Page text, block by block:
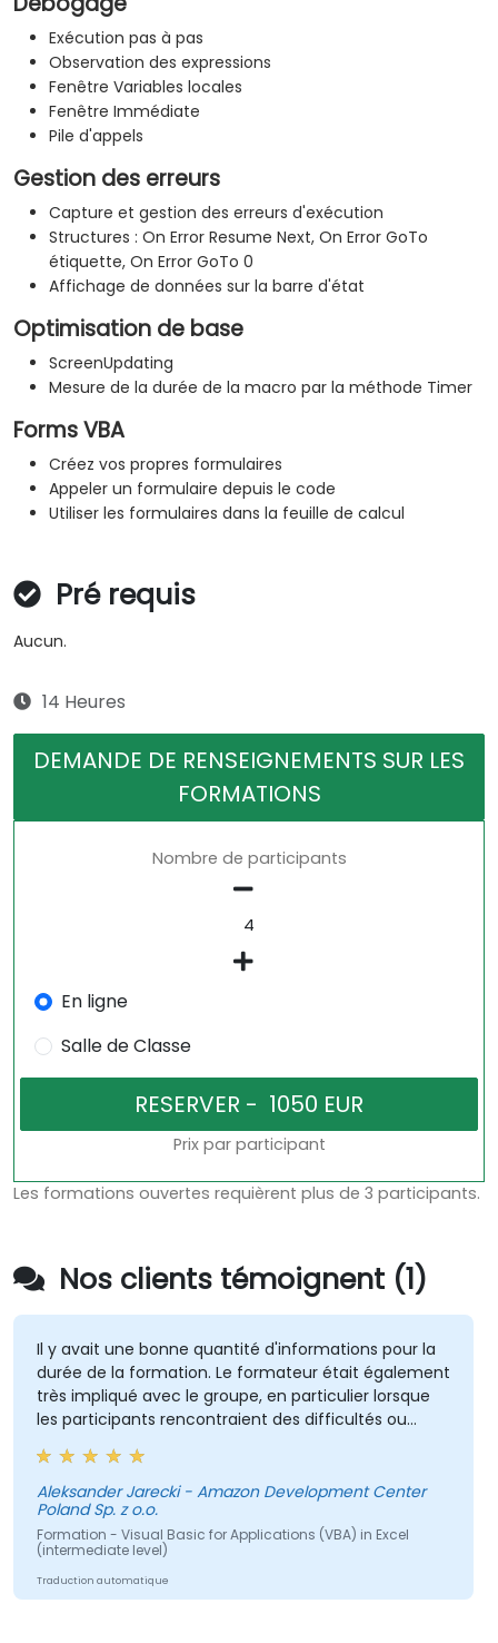
Exécution pas à pas
Observation des expressions
Fenêtre Variables locales
Fenêtre Immédiate
Pile d'appels
Gestion des erreurs
Capture et gestion des erreurs d'exécution
Structures : On Error Resume Next, On Error GoTo
étiquette, On Error GoTo 0
Affichage de données sur la barre d'état
Optimisation de base
ScreenUpdating
Mesure de la durée de la macro par la méthode Timer
Forms VBA
Créez vos propres formulaires
Appeler un formulaire depuis le code
Utiliser les formulaires dans la feuille de calcul
Pré requis
Aucun.
14 Heures
DEMANDE DE RENSEIGNEMENTS SUR LES
FORMATIONS
Nombre de participants
En ligne
Salle de Classe
Prix par participant
Les formations ouvertes requièrent plus de 3 participants.
Nos clients témoignent (1)
Il y avait une bonne quantité d'informations pour la
durée de la formation. Le formateur était également
très impliqué avec le groupe, en particulier lorsque
les participants rencontraient des difficultés ou
posaient des questions. C'était très sympa de sa
part d'offrir son aide en cas d'idées futures.
Aleksander Jarecki - Amazon Development Center
Poland Sp. z o.o.
Formation - Visual Basic for Applications (VBA) in Excel
(intermediate level)
Traduction automatique